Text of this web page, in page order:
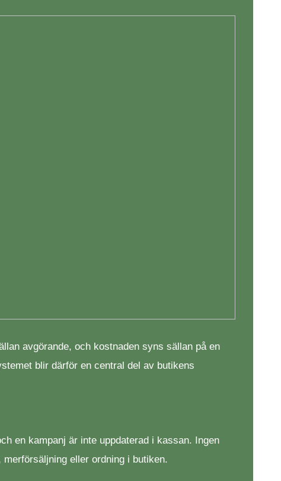
avgörande, och kostnaden syns sällan på en
blir därför en central del av butikens
en kampanj är inte uppdaterad i kassan. Ingen
eller ordning i butiken.